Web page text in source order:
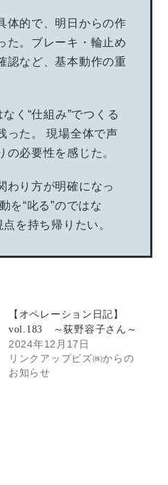
体的で、明日からの作
た。ブレーキ・輪止め
認など、基本動作の重
なく“仕組み”でつくる
った。 現場全体で声
の必要性を感じた。
わり方が明確になっ
を“叱る”のではな
を持ち帰りたい。
【オペレーション日記】
vol.183 ～荻野容子さん～
2024年12月17日
リンクアップビズ㈱からの
お知らせ